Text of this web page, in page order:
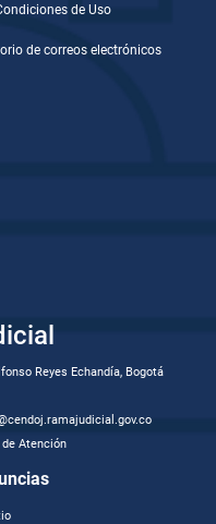
de Uso
de correos electrónicos
Reyes Echandía, Bogotá
Atención